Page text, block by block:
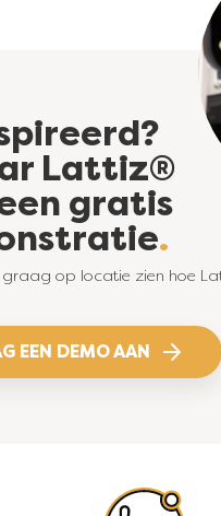
Lattiz®
gratis
graag op locatie zien hoe
EEN DEMO AAN